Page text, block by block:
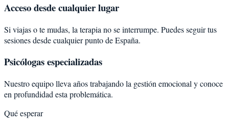
Acceso desde cualquier lugar
Si viajas o te mudas, la terapia no se interrumpe. Puedes seguir tus
sesiones desde cualquier punto de España.
Psicólogas especializadas
Nuestro equipo lleva años trabajando la gestión emocional y conoce
en profundidad esta problemática.
Qué esperar